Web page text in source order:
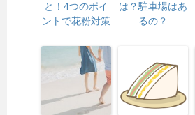
と！4つのポイ
ントで花粉対策
は？駐車場はあ
るの？